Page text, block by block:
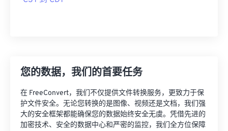
您的数据，我们的首要任务
在 FreeConvert，我们不仅提供文件转换服务，更致力于保
护文件安全。无论您转换的是图像、视频还是文档，我们强
大的安全框架都能确保您的数据始终安全无虞。凭借先进的
加密技术、安全的数据中心和严密的监控，我们全方位保障